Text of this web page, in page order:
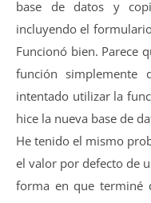
base de datos y
incluyendo el
Funcionó bien. Parece
función simplemente
intentado utilizar la
hice la nueva base de
He tenido el mismo
el valor por defecto de
forma en que terminé